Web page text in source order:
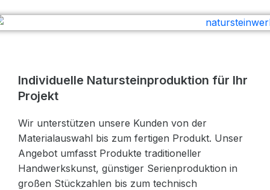
Individuelle Natursteinproduktion für Ihr
Projekt
Wir unterstützen unsere Kunden von der
Materialauswahl bis zum fertigen Produkt. Unser
Angebot umfasst Produkte traditioneller
Handwerkskunst, günstiger Serienproduktion in
großen Stückzahlen bis zum technisch